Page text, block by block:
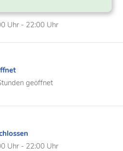
Uhr - 22:00 Uhr
geöffnet
Uhr - 22:00 Uhr